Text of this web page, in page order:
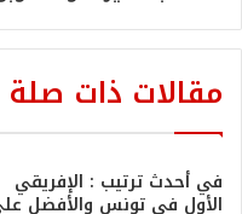
مقالات ذات صلة
في أحدث ترتيب : الإفريقي
الأول في تونس والأفضل